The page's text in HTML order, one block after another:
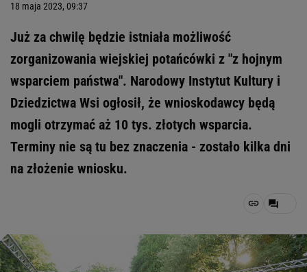
18 maja 2023, 09:37
Już za chwilę będzie istniała możliwość
zorganizowania wiejskiej potańcówki z "z hojnym
wsparciem państwa". Narodowy Instytut Kultury i
Dziedzictwa Wsi ogłosił, że wnioskodawcy będą
mogli otrzymać aż 10 tys. złotych wsparcia.
Terminy nie są tu bez znaczenia - zostało kilka dni
na złożenie wniosku.